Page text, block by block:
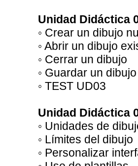
Unidad Didáctica
◦ Crear un dibujo
◦ Abrir un dibujo
◦ Cerrar un dibujo
◦ Guardar un dibujo
◦ TEST UD03
Unidad Didáctica
◦ Unidades de
◦ Límites del dibujo
◦ Personalizar